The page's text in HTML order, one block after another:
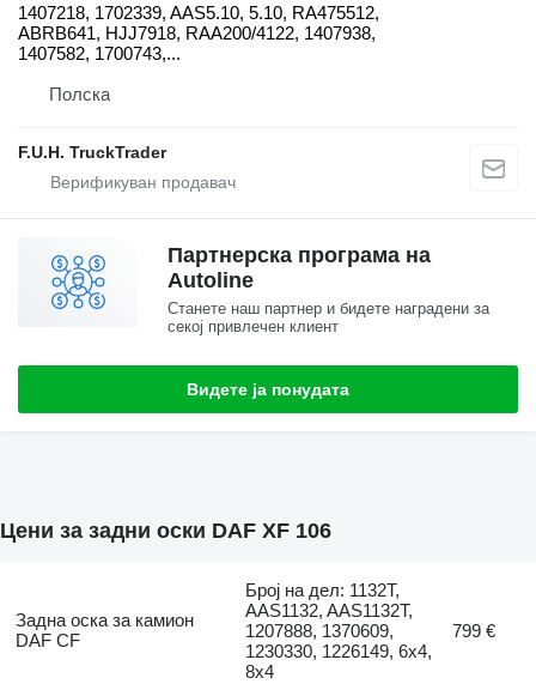
1407218, 1702339, AAS5.10, 5.10, RA475512,
ABRB641, HJJ7918, RAA200/4122, 1407938,
1407582, 1700743,...
Полска
F.U.H. TruckTrader
Партнерска програма на
Autoline
Станете наш партнер и бидете наградени за
секој привлечен клиент
Видете ја понудата
Цени за задни оски DAF XF 106
Задна оска за камион
DAF CF
Број на дел: 1132T,
AAS1132, AAS1132T,
1207888, 1370609,
1230330, 1226149, 6x4,
8x4
799 €